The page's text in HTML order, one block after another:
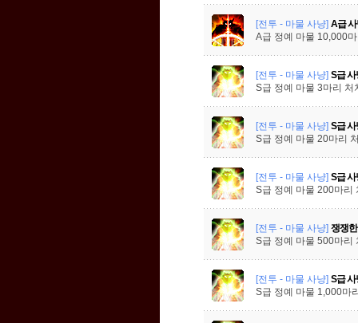
[전투 - 마물 사냥] A급
A급 정예 마물 10,000
[전투 - 마물 사냥] S급 사
S급 정예 마물 3마리 처
[전투 - 마물 사냥] S급 사
S급 정예 마물 20마리
[전투 - 마물 사냥] S급 사
S급 정예 마물 200마리
[전투 - 마물 사냥] 쟁쟁
S급 정예 마물 500마리
[전투 - 마물 사냥] S급 사
S급 정예 마물 1,000마